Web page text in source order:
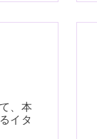
、本
イタ